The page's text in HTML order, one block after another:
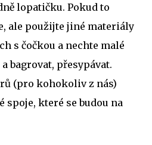
lopatičku. Pokud to
ale použijte jiné materiály
s čočkou a nechte malé
bagrovat, přesypávat.
(pro kohokoliv z nás)
spoje, které se budou na